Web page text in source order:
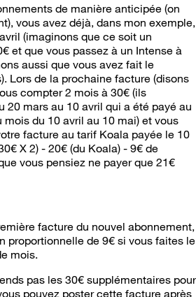
de manière anticipée (on
vous avez déjà, dans mon exemple,
(imaginons que ce soit un
et que vous passez à un Intense à
aussi que vous avez fait le
Lors de la prochaine facture (disons
compter 2 mois à 30€ (ils
20 mars au 10 avril qui a été payé au
du 10 avril au 10 mai) et vous
facture au tarif Koala payée le 10
X 2) - 20€ (du Koala) - 9€ de
vous pensiez ne payer que 21€
facture du nouvel abonnement,
proportionnelle de 9€ si vous faites le
mois.
pas les 30€ supplémentaires pour
pouvez poster cette facture après